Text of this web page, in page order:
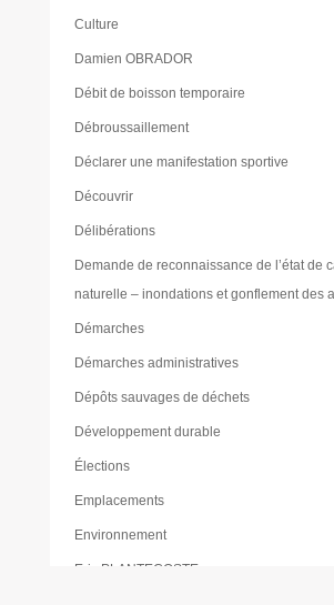
Culture
Damien OBRADOR
Débit de boisson temporaire
Débroussaillement
Déclarer une manifestation sportive
Découvrir
Délibérations
Demande de reconnaissance de l’état de
naturelle – inondations et gonflement des
Démarches
Démarches administratives
Dépôts sauvages de déchets
Développement durable
Élections
Emplacements
Environnement
Eric PLANTECOSTE